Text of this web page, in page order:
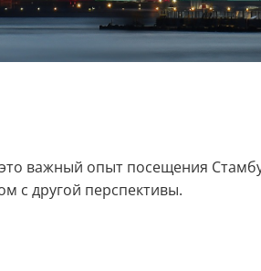
важный опыт посещения
с другой перспективы.